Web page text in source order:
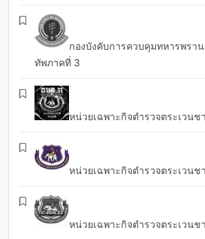
กองบังคับการควบคุมทหารพรา
ทัพภาคที่ 3
หน่วยเฉพาะกิจตำรวจตระเวนช
หน่วยเฉพาะกิจตำรวจตระเวน
หน่วยเฉพาะกิจตำรวจตระเวน